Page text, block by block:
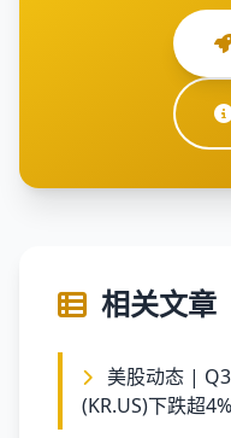
相关文章
(KR.US)下跌超4%